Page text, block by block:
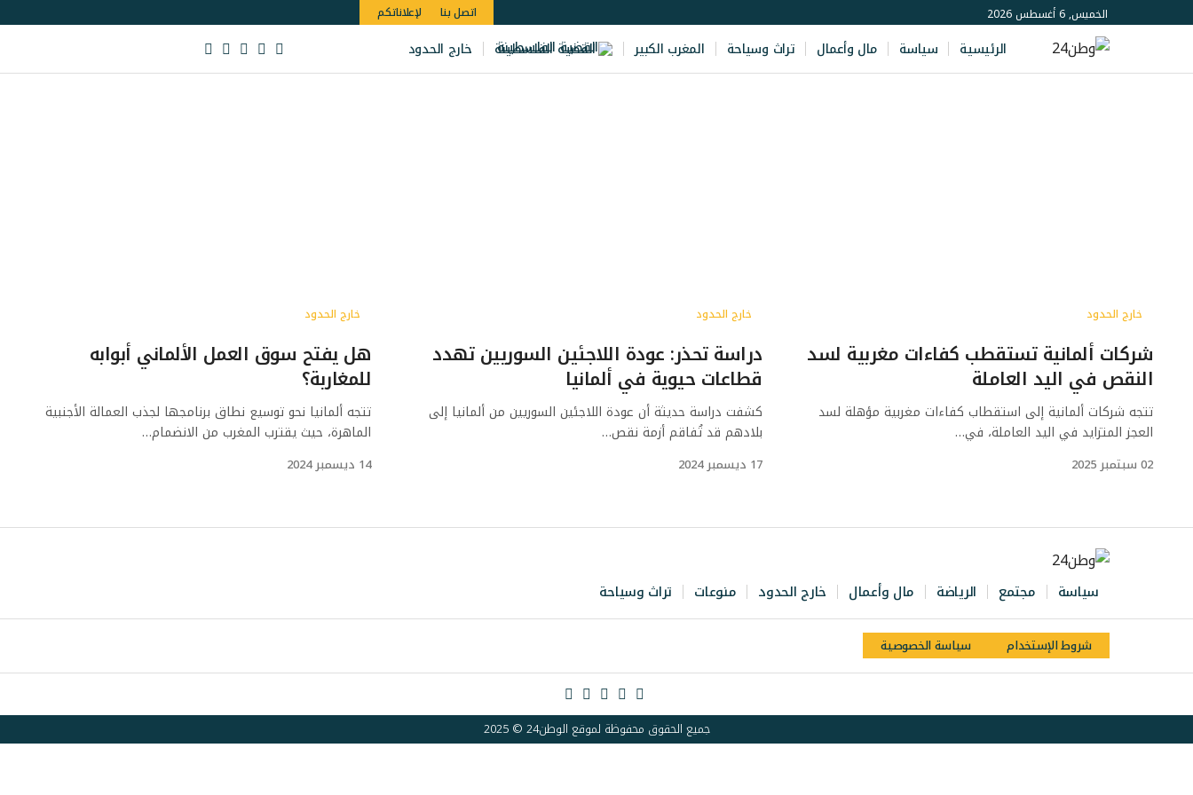
الخميس, 6 أغسطس 2026 اتصل بنا لإعلاناتكم
الرئيسية سياسة مال وأعمال تراث وسياحة المغرب الكبير القضية الفلسطينة خارج الحدود
خارج الحدود
شركات ألمانية تستقطب كفاءات مغربية لسد
النقص في اليد العاملة
تتجه شركات ألمانية إلى استقطاب كفاءات مغربية مؤهلة لسد
العجز المتزايد في اليد العاملة، في…
02 سبتمبر 2025
خارج الحدود
دراسة تحذر: عودة اللاجئين السوريين تهدد
قطاعات حيوية في ألمانيا
كشفت دراسة حديثة أن عودة اللاجئين السوريين من ألمانيا إلى
بلادهم قد تُفاقم أزمة نقص…
17 ديسمبر 2024
خارج الحدود
هل يفتح سوق العمل الألماني أبوابه
للمغاربة؟
تتجه ألمانيا نحو توسيع نطاق برنامجها لجذب العمالة الأجنبية
الماهرة، حيث يقترب المغرب من الانضمام…
14 ديسمبر 2024
سياسة مجتمع الرياضة مال وأعمال خارج الحدود منوعات تراث وسياحة
شروط الإستخدام سياسة الخصوصية
جميع الحقوق محفوظة لموقع الوطن24 © 2025